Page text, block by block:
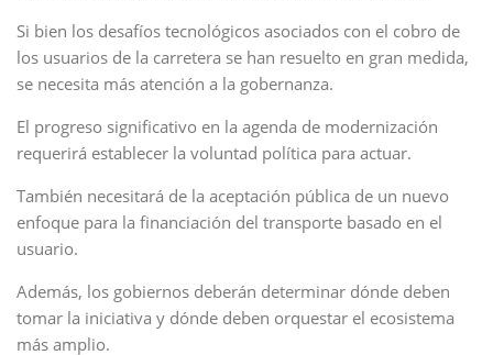
Si bien los desafíos tecnológicos asociados con el cobro de
los usuarios de la carretera se han resuelto en gran medida,
se necesita más atención a la gobernanza.
El progreso significativo en la agenda de modernización
requerirá establecer la voluntad política para actuar.
También necesitará de la aceptación pública de un nuevo
enfoque para la financiación del transporte basado en el
usuario.
Además, los gobiernos deberán determinar dónde deben
tomar la iniciativa y dónde deben orquestar el ecosistema
más amplio.